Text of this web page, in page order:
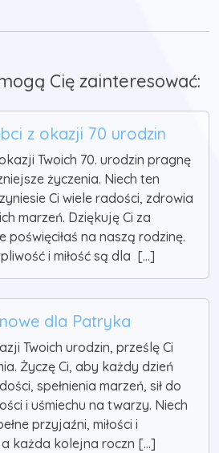
Cię zainteresować:
z okazji 70 urodzin
Twoich 70. urodzin pragnę
życzenia. Niech ten
Ci wiele radości, zdrowia
marzeń. Dziękuję Ci za
na naszą rodzinę.
i miłość są dla [...]
dla Patryka
Twoich urodzin, prześlę Ci
Życzę Ci, aby każdy dzień
spełnienia marzeń, sił do
i uśmiechu na twarzy. Niech
przyjaźni, miłości i
każda kolejna roczn [...]